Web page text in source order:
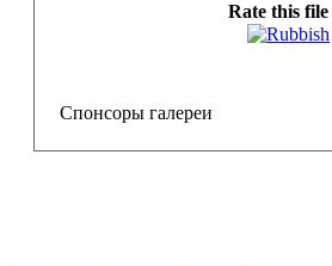
Rate this file
Спонсоры галереи